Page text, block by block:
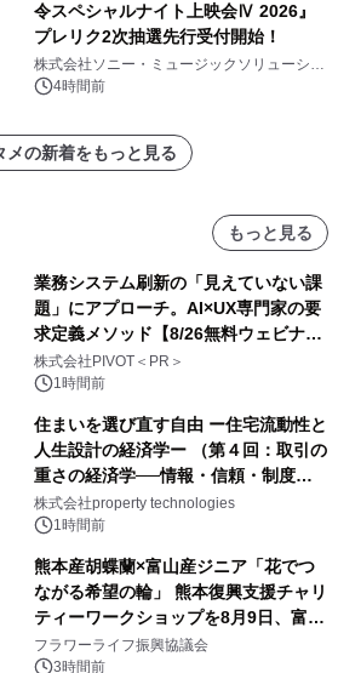
令スペシャルナイト上映会Ⅳ 2026』
プレリク2次抽選先行受付開始！
株式会社ソニー・ミュージックソリューショ
ンズ4時間前
メの新着をもっと見る
もっと見る
業務システム刷新の「見えていない課
題」にアプローチ。AI×UX専門家の要
求定義メソッド【8/26無料ウェビナ
ー】株式会社PIVOT
株式会社PIVOT＜PR＞
1時間前
住まいを選び直す自由 ー住宅流動性と
人生設計の経済学ー （第４回：取引の
重さの経済学──情報・信頼・制度を
PropTechはどう組み替えるか）｜
PropTech-Lab
株式会社property technologies
1時間前
熊本産胡蝶蘭×富山産ジニア「花でつ
ながる希望の輪」 熊本復興支援チャリ
ティーワークショップを8月9日、富
山・射水で開催
フラワーライフ振興協議会
3時間前